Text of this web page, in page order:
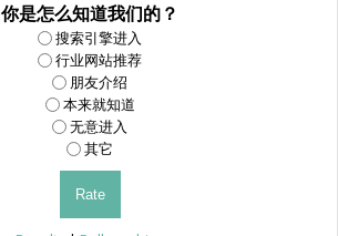
你是怎么知道我们的？
搜索引擎进入
行业网站推荐
朋友介绍
本来就知道
无意进入
其它